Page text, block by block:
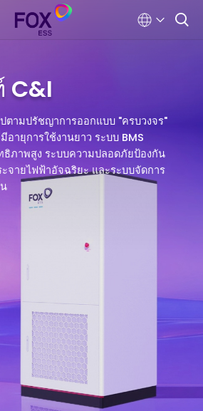
ามปรัชญาการออกแบบ "ครบวงจร"
อายุการใช้งานยาว ระบบ BMS
ธิภาพสูง ระบบความปลอดภัยป้องกัน
จายไฟฟ้าอัจฉริยะ และระบบจัดการ